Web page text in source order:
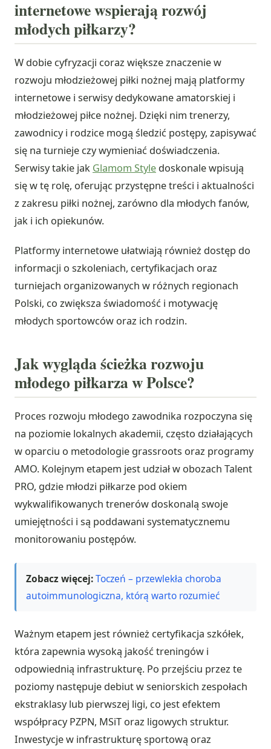
internetowe wspierają rozwój
młodych piłkarzy?
W dobie cyfryzacji coraz większe znaczenie w
rozwoju młodzieżowej piłki nożnej mają platformy
internetowe i serwisy dedykowane amatorskiej i
młodzieżowej piłce nożnej. Dzięki nim trenerzy,
zawodnicy i rodzice mogą śledzić postępy, zapisywać
się na turnieje czy wymieniać doświadczenia.
Serwisy takie jak Glamom Style doskonale wpisują
się w tę rolę, oferując przystępne treści i aktualności
z zakresu piłki nożnej, zarówno dla młodych fanów,
jak i ich opiekunów.
Platformy internetowe ułatwiają również dostęp do
informacji o szkoleniach, certyfikacjach oraz
turniejach organizowanych w różnych regionach
Polski, co zwiększa świadomość i motywację
młodych sportowców oraz ich rodzin.
Jak wygląda ścieżka rozwoju
młodego piłkarza w Polsce?
Proces rozwoju młodego zawodnika rozpoczyna się
na poziomie lokalnych akademii, często działających
w oparciu o metodologie grassroots oraz programy
AMO. Kolejnym etapem jest udział w obozach Talent
PRO, gdzie młodzi piłkarze pod okiem
wykwalifikowanych trenerów doskonalą swoje
umiejętności i są poddawani systematycznemu
monitorowaniu postępów.
Zobacz więcej:Toczeń – przewlekła choroba
autoimmunologiczna, którą warto rozumieć
Ważnym etapem jest również certyfikacja szkółek,
która zapewnia wysoką jakość treningów i
odpowiednią infrastrukturę. Po przejściu przez te
poziomy następuje debiut w seniorskich zespołach
ekstraklasy lub pierwszej ligi, co jest efektem
współpracy PZPN, MSiT oraz ligowych struktur.
Inwestycje w infrastrukturę sportową oraz